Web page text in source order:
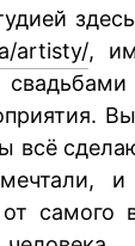
здесь
artisty/,
всё
и
самого